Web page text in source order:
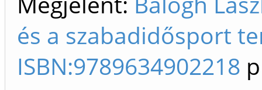
és a szabadidősport
ISBN:9789634902218